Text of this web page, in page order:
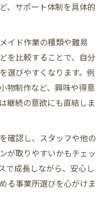
、サポート体制を具体的
イド作業の種類や難易
を比較することで、自分
選びやすくなります。例
物制作など、興味や得意
継続の意欲にも直結しま
確認し、スタッフや他の
が取りやすいかもチェッ
で成長しながら、安心し
る事業所選びを心がけま